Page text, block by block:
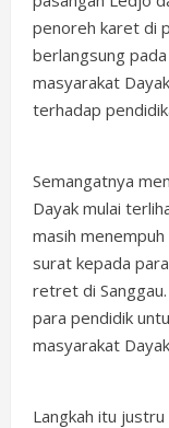
penoreh karet di
berlangsung
masyarakat
terhadap
Semangatnya
Dayak mulai
masih
surat kepada
retret di
para pendidik
masyarakat
Langkah itu